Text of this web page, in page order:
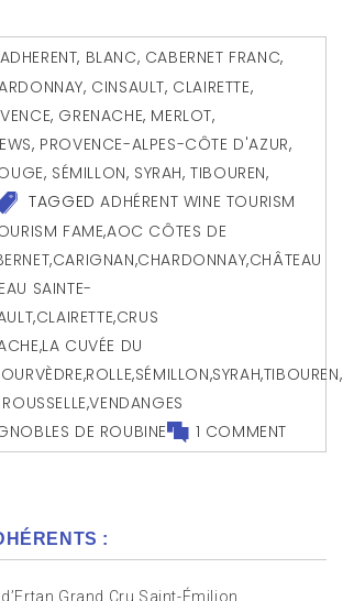
ADHERENT, BLANC, CABERNET FRANC,
, CINSAULT, CLAIRETTE,
, GRENACHE, MERLOT,
, PROVENCE-ALPES-CÔTE D'AZUR,
, SÉMILLON, SYRAH,TIBOUREN,
TAGGEDADHÉRENT WINE TOURISM
FAME,AOC CÔTES DE
,CARIGNAN,CHARDONNAY,CHÂTEAU
SAINTE-
,CLAIRETTE,CRUS
,LA CUVÉE DU
,ROLLE,SÉMILLON,SYRAH,TIBOUREN,
,VENDANGES
DE ROUBINE 1 COMMENT
:
Grand Cru Saint-Émilion